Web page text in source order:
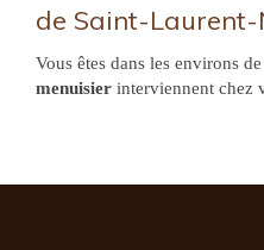
de Saint-Laurent-
Vous êtes dans les environs de
menuisier interviennent chez